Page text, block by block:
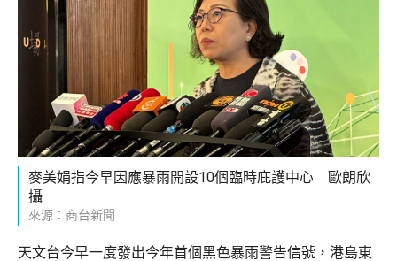
麥美娟指今早因應暴雨開設10個臨時庇護中心 歐朗欣
攝
來源：商台新聞
天文台今早一度發出今年首個黑色暴雨警告信號，港島東